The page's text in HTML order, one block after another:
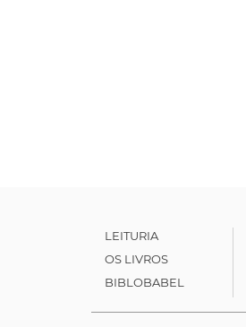
LEITURIA
OS LIVROS
BIBLOBABEL